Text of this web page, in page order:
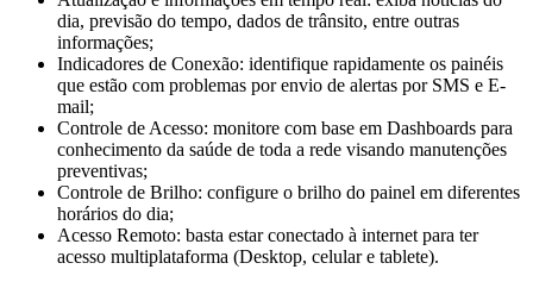
dia, previsão do tempo, dados de trânsito, entre outras
informações;
Indicadores de Conexão: identifique rapidamente os painéis
que estão com problemas por envio de alertas por SMS e E-
mail;
Controle de Acesso: monitore com base em Dashboards para
conhecimento da saúde de toda a rede visando manutenções
preventivas;
Controle de Brilho: configure o brilho do painel em diferentes
horários do dia;
Acesso Remoto: basta estar conectado à internet para ter
acesso multiplataforma (Desktop, celular e tablete).